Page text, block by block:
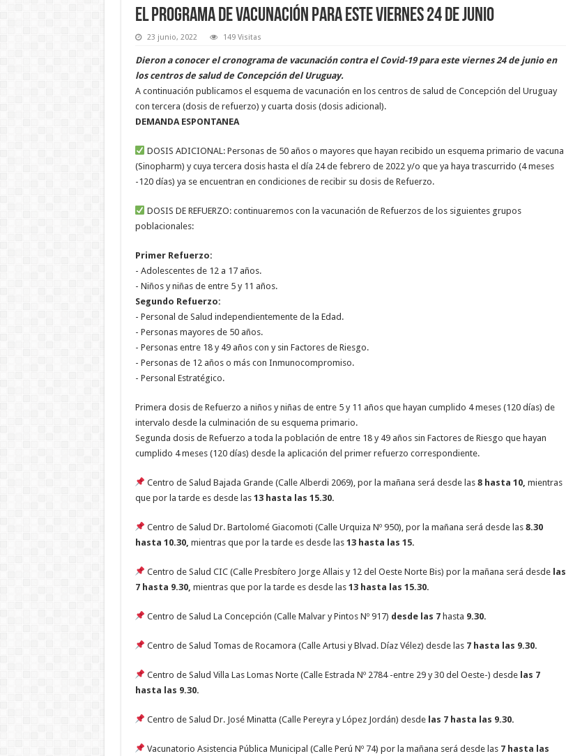
El programa de vacunación para este viernes 24 de junio
23 junio, 2022 149 Visitas
Dieron a conocer el cronograma de vacunación contra el Covid-19 para este viernes 24 de junio en
los centros de salud de Concepción del Uruguay.
A continuación publicamos el esquema de vacunación en los centros de salud de Concepción del Uruguay
con tercera (dosis de refuerzo) y cuarta dosis (dosis adicional).
DEMANDA ESPONTANEA
DOSIS ADICIONAL: Personas de 50 años o mayores que hayan recibido un esquema primario de vacuna
(Sinopharm) y cuya tercera dosis hasta el día 24 de febrero de 2022 y/o que ya haya trascurrido (4 meses
-120 días) ya se encuentran en condiciones de recibir su dosis de Refuerzo.
DOSIS DE REFUERZO: continuaremos con la vacunación de Refuerzos de los siguientes grupos
poblacionales:
Primer Refuerzo:
- Adolescentes de 12 a 17 años.
- Niños y niñas de entre 5 y 11 años.
Segundo Refuerzo:
- Personal de Salud independientemente de la Edad.
- Personas mayores de 50 años.
- Personas entre 18 y 49 años con y sin Factores de Riesgo.
- Personas de 12 años o más con Inmunocompromiso.
- Personal Estratégico.
Primera dosis de Refuerzo a niños y niñas de entre 5 y 11 años que hayan cumplido 4 meses (120 días) de
intervalo desde la culminación de su esquema primario.
Segunda dosis de Refuerzo a toda la población de entre 18 y 49 años sin Factores de Riesgo que hayan
cumplido 4 meses (120 días) desde la aplicación del primer refuerzo correspondiente.
Centro de Salud Bajada Grande (Calle Alberdi 2069), por la mañana será desde las 8 hasta 10, mientras
que por la tarde es desde las 13 hasta las 15.30.
Centro de Salud Dr. Bartolomé Giacomoti (Calle Urquiza Nº 950), por la mañana será desde las 8.30
hasta 10.30, mientras que por la tarde es desde las13 hasta las 15.
Centro de Salud CIC (Calle Presbítero Jorge Allais y 12 del Oeste Norte Bis) por la mañana será desde las
7 hasta 9.30, mientras que por la tarde es desde las 13 hasta las 15.30.
Centro de Salud La Concepción (Calle Malvar y Pintos Nº 917) desde las 7 hasta 9.30.
Centro de Salud Tomas de Rocamora (Calle Artusi y Blvad. Díaz Vélez) desde las 7 hasta las 9.30.
Centro de Salud Villa Las Lomas Norte (Calle Estrada Nº 2784 -entre 29 y 30 del Oeste-) desde las 7
hasta las 9.30.
Centro de Salud Dr. José Minatta (Calle Pereyra y López Jordán) desde las 7 hasta las 9.30.
Vacunatorio Asistencia Pública Municipal (Calle Perú Nº 74) por la mañana será desde las 7 hasta las